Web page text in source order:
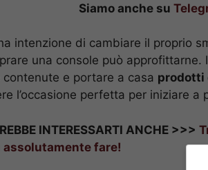
Siamo anche su
intenzione di cambiare il proprio
una console può
contenute e portare a casa prodotti
l’occasione perfetta per iniziare a
INTERESSARTI ANCHE >>>
assolutamente fare!